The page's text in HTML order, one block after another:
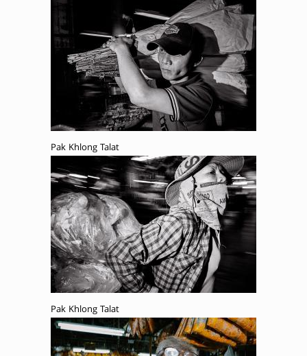
Pak Khlong Talat
Pak Khlong Talat